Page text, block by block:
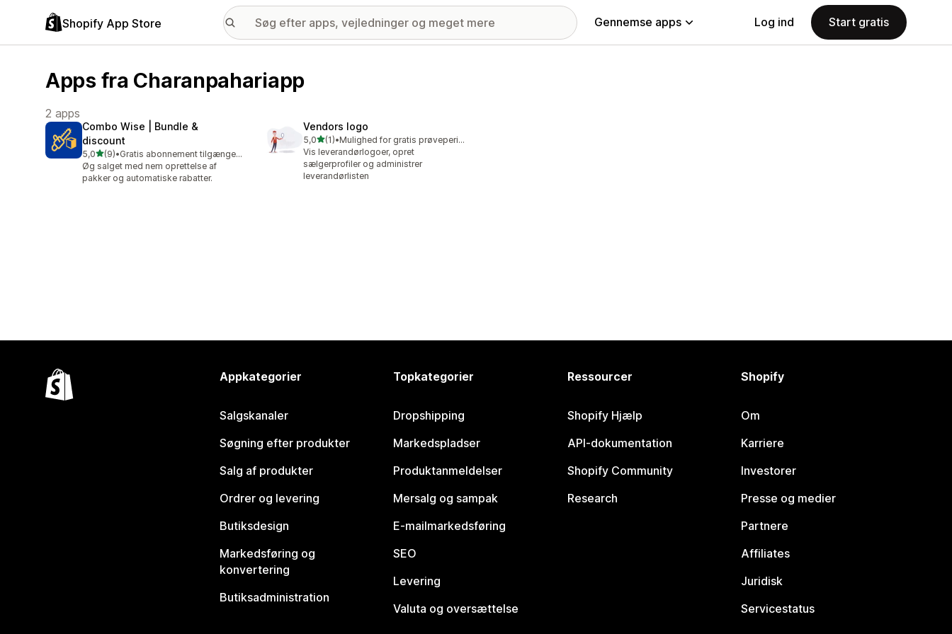
Shopify App Store Gennemse apps Log ind Start gratis
Apps fra Charanpahariapp
2 apps
Combo Wise | Bundle &
discount
5,0ud af 5 stjerner
(9)
9 anmeldelser i alt
•
Gratis abonnement tilgængeligt
Øg salget med nem oprettelse af
pakker og automatiske rabatter.
Vendors logo
5,0ud af 5 stjerner
(1)
1 anmeldelser i alt
•
Mulighed for gratis prøveperiode
Vis leverandørlogoer, opret
sælgerprofiler og administrer
leverandørlisten
Appkategorier
Salgskanaler
Søgning efter produkter
Salg af produkter
Ordrer og levering
Butiksdesign
Markedsføring og
konvertering
Butiksadministration
Topkategorier
Dropshipping
Markedspladser
Produktanmeldelser
Mersalg og sampak
E-mailmarkedsføring
SEO
Levering
Valuta og oversættelse
Ressourcer
Shopify Hjælp
API-dokumentation
Shopify Community
Research
Shopify
Om
Karriere
Investorer
Presse og medier
Partnere
Affiliates
Juridisk
Servicestatus